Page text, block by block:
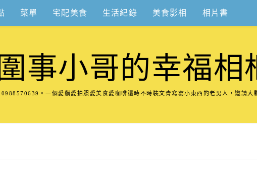
菜單 宅配美食 生活紀錄 美食影相 相片書
圍事小哥的幸福相
。一個愛貓愛拍照愛美食愛咖啡還時不時裝文青寫寫小東西的老男人，邀請大